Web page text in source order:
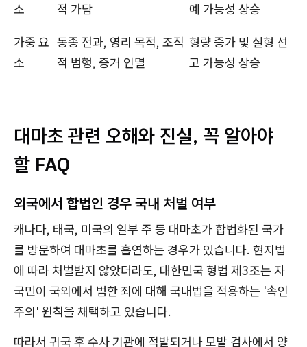
소
적 가담
예 가능성 상승
가중 요
소
동종 전과, 영리 목적, 조직
적 범행, 증거 인멸
형량 증가 및 실형 선
고 가능성 상승
대마초 관련 오해와 진실, 꼭 알아야
할 FAQ
외국에서 합법인 경우 국내 처벌 여부
캐나다, 태국, 미국의 일부 주 등 대마초가 합법화된 국가
를 방문하여 대마초를 흡연하는 경우가 있습니다. 현지법
에 따라 처벌받지 않았더라도, 대한민국 형법 제3조는 자
국민이 국외에서 범한 죄에 대해 국내법을 적용하는 '속인
주의' 원칙을 채택하고 있습니다.
따라서 귀국 후 수사 기관에 적발되거나 모발 검사에서 양